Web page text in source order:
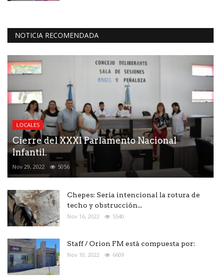
NOTICIA RECOMENDADA
LOCALES
Cierre del XXXI Parlamento Nacional
Infantil.
Nov 29, 2022 5056
Chepes: Seria intencional la rotura de
techo y obstrucción...
Nov 16, 2022 5540
Staff / Orion FM está compuesta por:
Nov 10, 2022 6609